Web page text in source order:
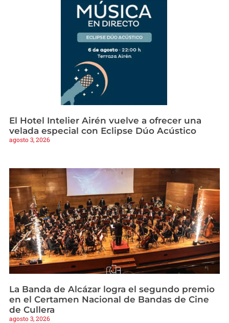
El Hotel Intelier Airén vuelve a ofrecer una
velada especial con Eclipse Dúo Acústico
agosto 3, 2026
La Banda de Alcázar logra el segundo premio
en el Certamen Nacional de Bandas de Cine
de Cullera
agosto 3, 2026